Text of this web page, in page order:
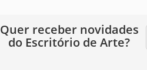
Quer receber novidades
do Escritório de Arte?